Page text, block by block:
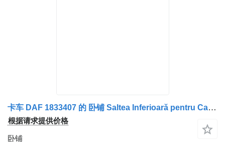
卡车 DAF 1833407 的 卧铺 Saltea Inferioară pentru Camion
根据请求提供价格
卧铺